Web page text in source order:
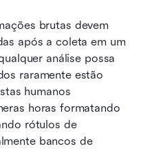
brutas devem
após a coleta em um
análise possa
raramente estão
humanos
horas formatando
rótulos de
bancos de